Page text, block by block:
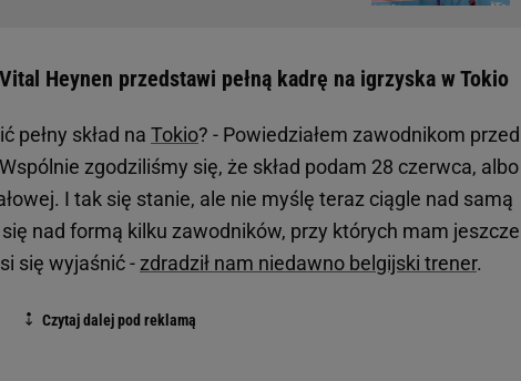
Heynen przedstawi pełną kadrę na igrzyska w Tokio
pełny skład na Tokio? - Powiedziałem zawodnikom przed
zgodziliśmy się, że skład podam 28 czerwca, albo
I tak się stanie, ale nie myślę teraz ciągle nad samą
nad formą kilku zawodników, przy których mam jeszcze
się wyjaśnić - zdradził nam niedawno belgijski trener.